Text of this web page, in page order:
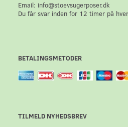
Email: info@stoevsugerposer.dk
Du får svar inden for 12 timer på
BETALINGSMETODER
TILMELD NYHEDSBREV